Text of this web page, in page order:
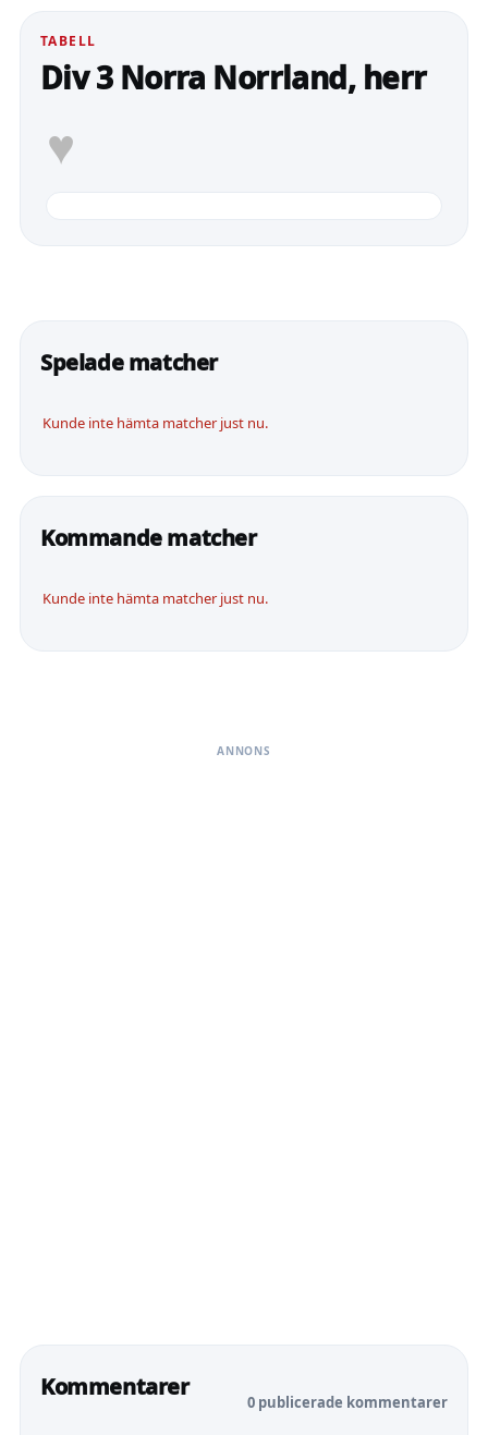
TABELL
Div 3 Norra Norrland, herr
♥
Spelade matcher
Kunde inte hämta matcher just nu.
Kommande matcher
Kunde inte hämta matcher just nu.
ANNONS
Kommentarer
0 publicerade kommentarer